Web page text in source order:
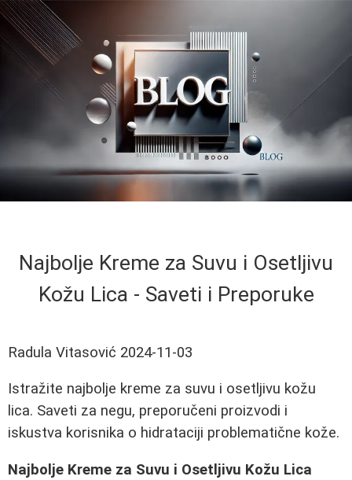
Najbolje Kreme za Suvu i Osetljivu
Kožu Lica - Saveti i Preporuke
Radula Vitasović 2024-11-03
Istražite najbolje kreme za suvu i osetljivu kožu
lica. Saveti za negu, preporučeni proizvodi i
iskustva korisnika o hidrataciji problematične kože.
Najbolje Kreme za Suvu i Osetljivu Kožu Lica